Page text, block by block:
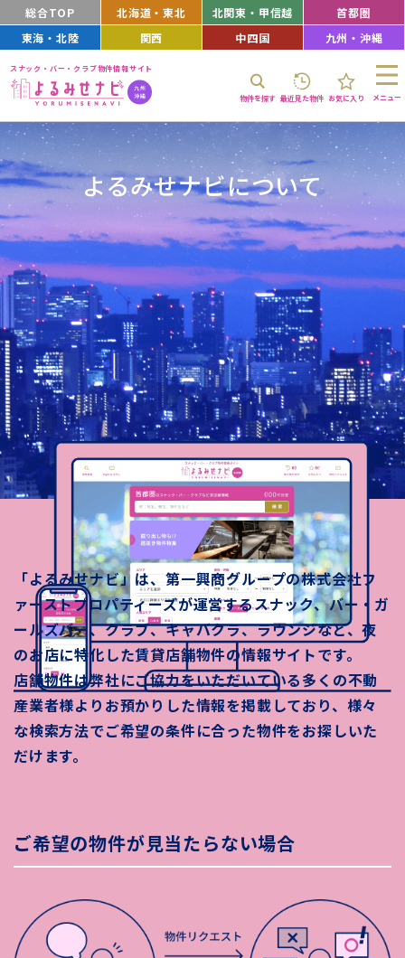
総合TOP 北海道・東北 北関東・甲信越
首都圏
東海・北陸
関西 中四国 九州・沖縄
スナック・バー・クラブ物件情報サイト
物件を探す 最近見た物件 お気に入り メニュー
よるみせナビについて
「よるみせナビ」は、第一興商グループの株式会社フ
ァーストプロパティーズが運営するスナック、バー・ガ
ールズバー、クラブ、キャバクラ、ラウンジなど、夜
のお店に特化した賃貸店舗物件の情報サイトです。
店舗物件は弊社にご協力をいただいている多くの不動
産業者様よりお預かりした情報を掲載しており、様々
な検索方法でご希望の条件に合った物件をお探しいた
だけます。
ご希望の物件が見当たらない場合